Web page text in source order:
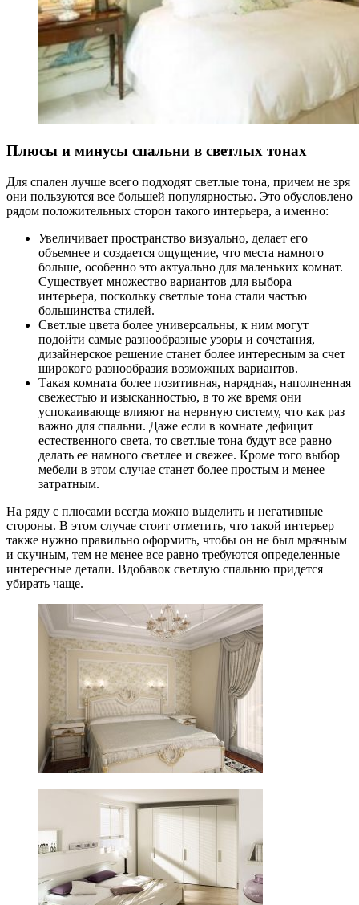
Плюсы и минусы спальни в светлых тонах
Для спален лучше всего подходят светлые тона, причем не зря
они пользуются все большей популярностью. Это обусловлено
рядом положительных сторон такого интерьера, а именно:
Увеличивает пространство визуально, делает его
объемнее и создается ощущение, что места намного
больше, особенно это актуально для маленьких комнат.
Существует множество вариантов для выбора
интерьера, поскольку светлые тона стали частью
большинства стилей.
Светлые цвета более универсальны, к ним могут
подойти самые разнообразные узоры и сочетания,
дизайнерское решение станет более интересным за счет
широкого разнообразия возможных вариантов.
Такая комната более позитивная, нарядная, наполненная
свежестью и изысканностью, в то же время они
успокаивающе влияют на нервную систему, что как раз
важно для спальни. Даже если в комнате дефицит
естественного света, то светлые тона будут все равно
делать ее намного светлее и свежее. Кроме того выбор
мебели в этом случае станет более простым и менее
затратным.
На ряду с плюсами всегда можно выделить и негативные
стороны. В этом случае стоит отметить, что такой интерьер
также нужно правильно оформить, чтобы он не был мрачным
и скучным, тем не менее все равно требуются определенные
интересные детали. Вдобавок светлую спальню придется
убирать чаще.